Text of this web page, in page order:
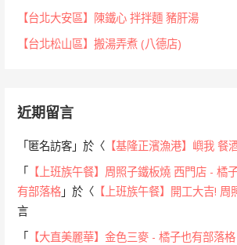
【台北大安區】陳鐵心 拌拌麵 豬肝湯
【台北松山區】搬湯弄煮 (八德店)
近期留言
「匿名訪客 」於〈 【基隆正濱漁港】嶼我 餐
「 【上班族午餐】周照子鐵板燒 西門店 - 橘
有部落格 」於〈 【上班族午餐】開工大吉! 周
言
「 【大直美麗華】金色三麥 - 橘子也有部落